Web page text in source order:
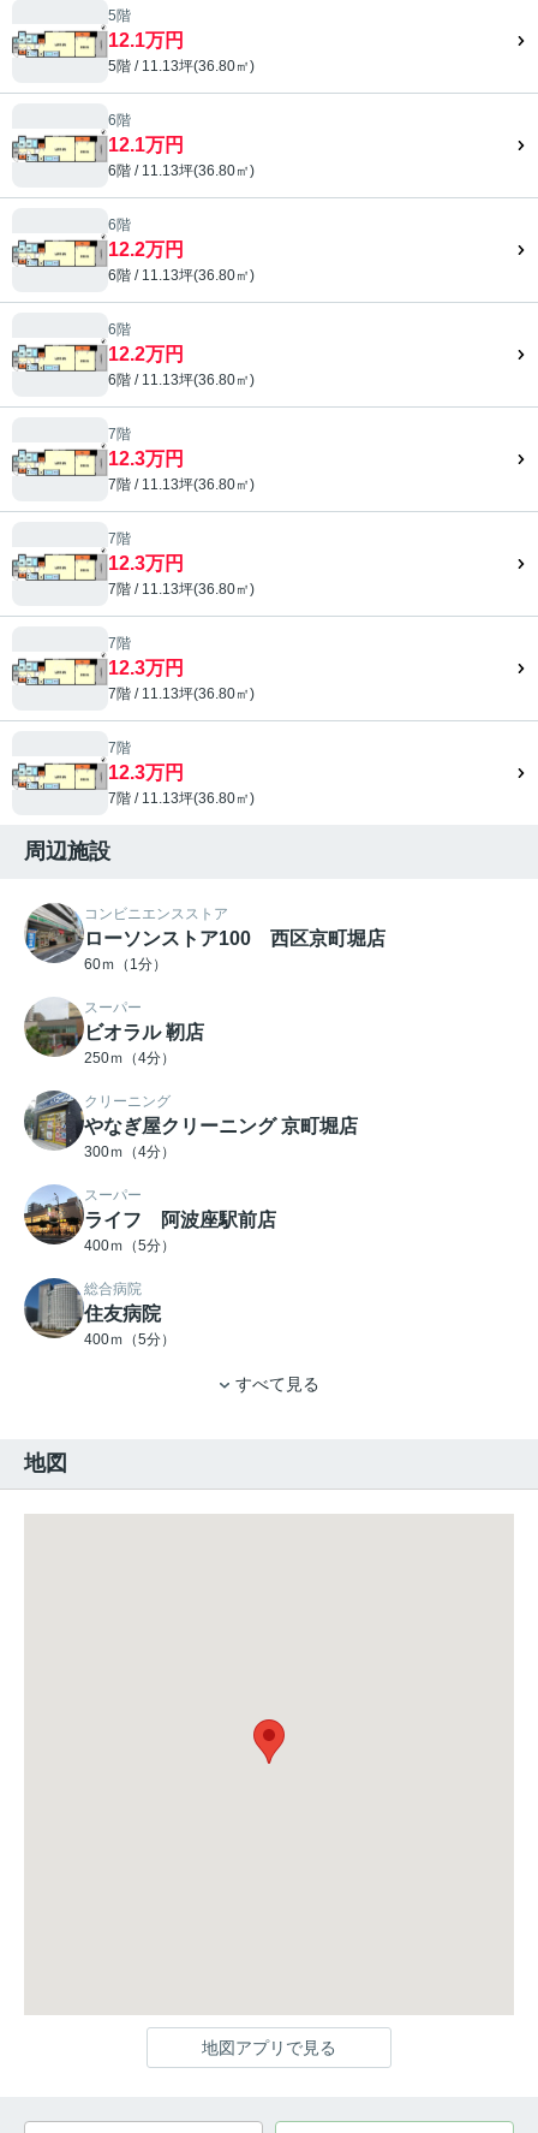
5階
12.1万円
5階 / 11.13坪(36.80㎡)
6階
12.1万円
6階 / 11.13坪(36.80㎡)
6階
12.2万円
6階 / 11.13坪(36.80㎡)
6階
12.2万円
6階 / 11.13坪(36.80㎡)
7階
12.3万円
7階 / 11.13坪(36.80㎡)
7階
12.3万円
7階 / 11.13坪(36.80㎡)
7階
12.3万円
7階 / 11.13坪(36.80㎡)
7階
12.3万円
7階 / 11.13坪(36.80㎡)
周辺施設
コンビニエンスストア
ローソンストア100 西区京町堀店
60ｍ（1分）
スーパー
ビオラル 靭店
250ｍ（4分）
クリーニング
やなぎ屋クリーニング 京町堀店
300ｍ（4分）
スーパー
ライフ 阿波座駅前店
400ｍ（5分）
総合病院
住友病院
400ｍ（5分）
すべて見る
地図
地図アプリで見る